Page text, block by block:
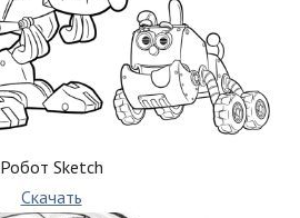
Робот Sketch
Скачать